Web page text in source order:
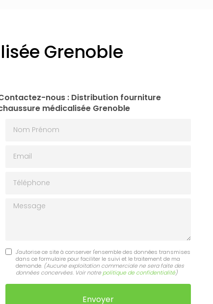
Grenoble
nous : Distribution fourniture
médicalisée Grenoble
Message
J'autorise ce site à conserver l'ensemble des données transmises
dans ce formulaire pour faciliter le suivi et le traitement de ma
demande. (Aucune exploitation commerciale ne sera faite des
données concervées. Voir notre politique de confidentialité)